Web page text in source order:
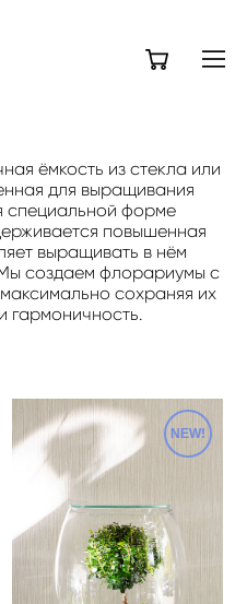
ёмкость из стекла или
для выращивания
специальной форме
повышенная
выращивать в нём
создаем флорариумы с
сохраняя их
гармоничность.
NEW!